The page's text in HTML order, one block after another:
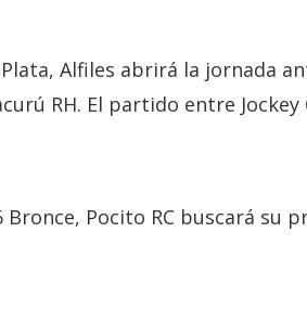
Alfiles abrirá la jornada
RH. El partido entre
Bronce, Pocito RC buscará